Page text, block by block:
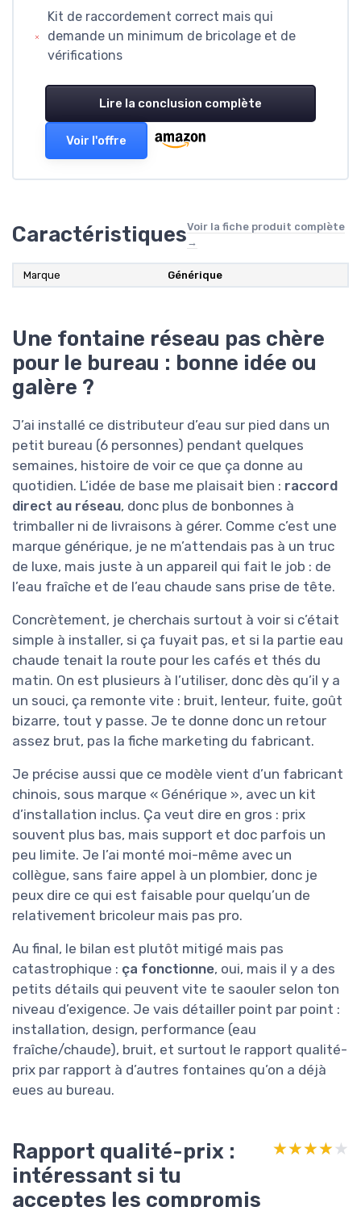
Kit de raccordement correct mais qui
demande un minimum de bricolage et de
vérifications
Lire la conclusion complète
Voir l'offre
CaractéristiquesVoir la fiche produit complète
→
Marque Générique
Une fontaine réseau pas chère
pour le bureau : bonne idée ou
galère ?
J’ai installé ce distributeur d’eau sur pied dans un
petit bureau (6 personnes) pendant quelques
semaines, histoire de voir ce que ça donne au
quotidien. L’idée de base me plaisait bien : raccord
direct au réseau, donc plus de bonbonnes à
trimballer ni de livraisons à gérer. Comme c’est une
marque générique, je ne m’attendais pas à un truc
de luxe, mais juste à un appareil qui fait le job : de
l’eau fraîche et de l’eau chaude sans prise de tête.
Concrètement, je cherchais surtout à voir si c’était
simple à installer, si ça fuyait pas, et si la partie eau
chaude tenait la route pour les cafés et thés du
matin. On est plusieurs à l’utiliser, donc dès qu’il y a
un souci, ça remonte vite : bruit, lenteur, fuite, goût
bizarre, tout y passe. Je te donne donc un retour
assez brut, pas la fiche marketing du fabricant.
Je précise aussi que ce modèle vient d’un fabricant
chinois, sous marque « Générique », avec un kit
d’installation inclus. Ça veut dire en gros : prix
souvent plus bas, mais support et doc parfois un
peu limite. Je l’ai monté moi-même avec un
collègue, sans faire appel à un plombier, donc je
peux dire ce qui est faisable pour quelqu’un de
relativement bricoleur mais pas pro.
Au final, le bilan est plutôt mitigé mais pas
catastrophique : ça fonctionne, oui, mais il y a des
petits détails qui peuvent vite te saouler selon ton
niveau d’exigence. Je vais détailler point par point :
installation, design, performance (eau
fraîche/chaude), bruit, et surtout le rapport qualité-
prix par rapport à d’autres fontaines qu’on a déjà
eues au bureau.
Rapport qualité-prix :
intéressant si tu
acceptes les compromis
★★★★★
★★★★★